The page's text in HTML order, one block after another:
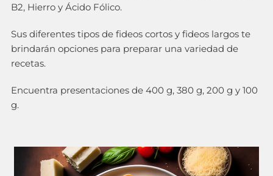
B2, Hierro y Ácido Fólico.
Sus diferentes tipos de fideos cortos y fideos largos te
brindarán opciones para preparar una variedad de
recetas.
Encuentra presentaciones de 400 g, 380 g, 200 g y 100
g.